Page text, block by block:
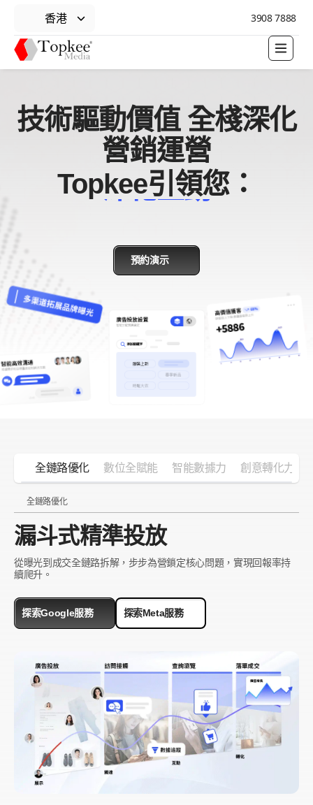
香港 3908 7888
技術驅動價值 全棧深化
營銷運營
Topkee引領您：
深化互動
客戶管理
預約演示
全鏈路優化 數位全賦能 智能數據力 創意轉化力
全鏈路優化
漏斗式精準投放
從曝光到成交全鏈路拆解，步步為營鎖定核心問題，實現回報率持
續爬升。
探索Google服務 探索Meta服務